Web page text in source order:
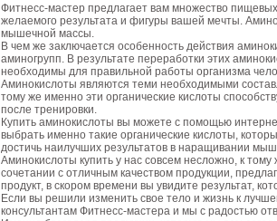
Фитнесс-мастер предлагает вам множество
желаемого результата и фигуры вашей мечты.
мышечной массы.
В чем же заключается особенность действия
аминогрупп. В результате переработки этих
необходимы для правильной работы организма
Аминокислоты являются теми необходимыми
тому же именно эти органические кислоты
после тренировки.
Купить аминокислоты вы можете с помощью
выбрать именно такие органические кислоты,
достичь наилучших результатов в наращивании
Аминокислоты купить у нас совсем несложно, к
сочетании с отличным качеством продукции,
продукт, в скором времени вы увидите результат,
Если вы решили изменить свое тело и жизнь к
консультантам Фитнесс-мастера и мы с радостью